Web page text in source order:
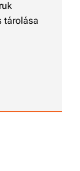
tárolása